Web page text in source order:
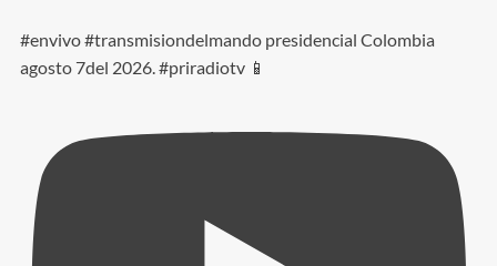
#envivo #transmisiondelmando presidencial Colombia
agosto 7del 2026. #priradiotv 📱